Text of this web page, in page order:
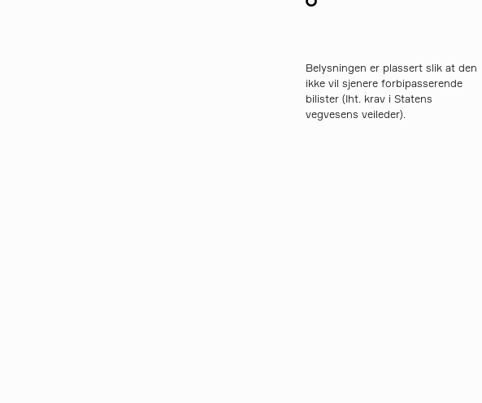
Belysningen er plassert slik at den
ikke vil sjenere forbipasserende
bilister (Iht. krav i Statens
vegvesens veileder).